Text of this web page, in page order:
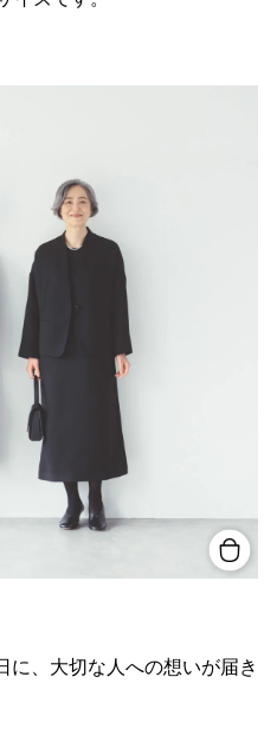
に、大切な人への想いが届き